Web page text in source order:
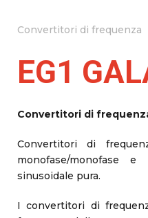
Convertitori di frequenza
EG1
Convertitori di frequenza
Convertitori di
monofase/monofase
sinusoidale pura.
I convertitori di